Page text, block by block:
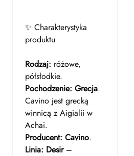
✨ Charakterystyka
produktu
Rodzaj: różowe,
półsłodkie.
Pochodzenie: Grecja.
Cavino jest grecką
winnicą z Aigialii w
Achai.
Producent: Cavino.
Linia: Desir–